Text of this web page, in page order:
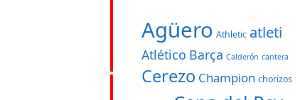
Agüero Athletic atleti
Atlético Barça Calderón cantera
Cerezo Champion chorizos